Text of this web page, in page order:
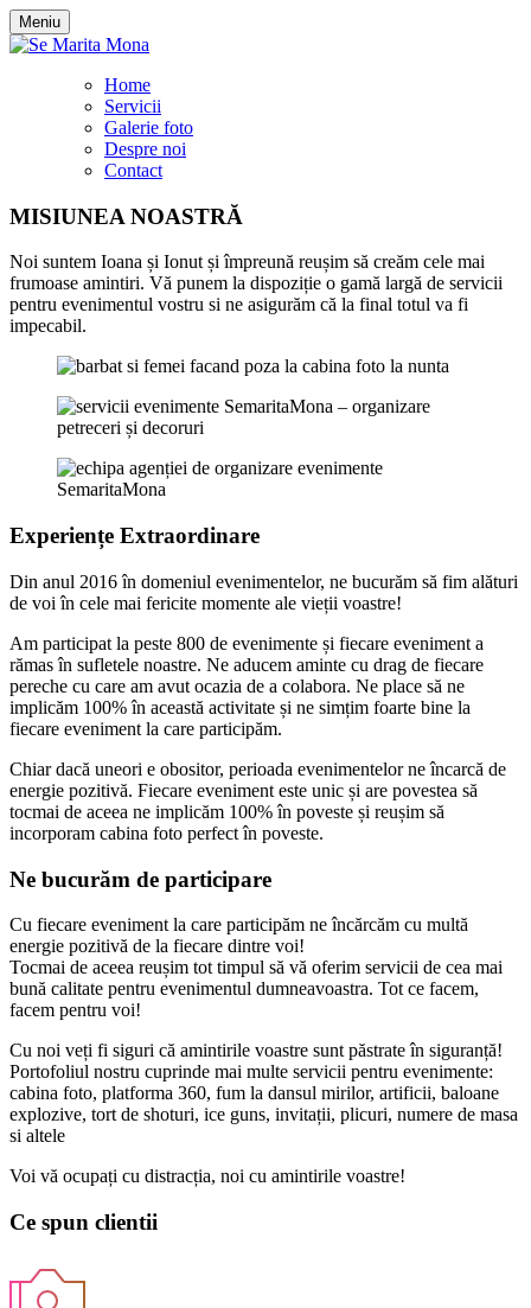
Meniu
Home
Servicii
Galerie foto
Despre noi
Contact
MISIUNEA NOASTRĂ
Noi suntem Ioana și Ionut și împreună reușim să creăm cele mai
frumoase amintiri. Vă punem la dispoziție o gamă largă de servicii
pentru evenimentul vostru si ne asigurăm că la final totul va fi
impecabil.
Experiențe Extraordinare
Din anul 2016 în domeniul evenimentelor, ne bucurăm să fim alături
de voi în cele mai fericite momente ale vieții voastre!
Am participat la peste 800 de evenimente și fiecare eveniment a
rămas în sufletele noastre. Ne aducem aminte cu drag de fiecare
pereche cu care am avut ocazia de a colabora. Ne place să ne
implicăm 100% în această activitate și ne simțim foarte bine la
fiecare eveniment la care participăm.
Chiar dacă uneori e obositor, perioada evenimentelor ne încarcă de
energie pozitivă. Fiecare eveniment este unic și are povestea să
tocmai de aceea ne implicăm 100% în poveste și reușim să
incorporam cabina foto perfect în poveste.
Ne bucurăm de participare
Cu fiecare eveniment la care participăm ne încărcăm cu multă
energie pozitivă de la fiecare dintre voi!
Tocmai de aceea reușim tot timpul să vă oferim servicii de cea mai
bună calitate pentru evenimentul dumneavoastra. Tot ce facem,
facem pentru voi!
Cu noi veți fi siguri că amintirile voastre sunt păstrate în siguranță!
Portofoliul nostru cuprinde mai multe servicii pentru evenimente:
cabina foto, platforma 360, fum la dansul mirilor, artificii, baloane
explozive, tort de shoturi, ice guns, invitații, plicuri, numere de masa
si altele
Voi vă ocupați cu distracția, noi cu amintirile voastre!
Ce spun clientii